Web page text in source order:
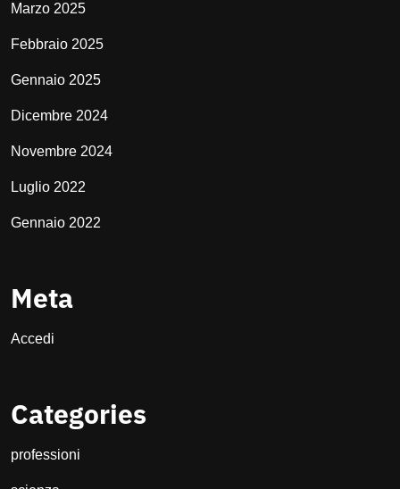
Marzo 2025
Febbraio 2025
Gennaio 2025
Dicembre 2024
Novembre 2024
Luglio 2022
Gennaio 2022
Meta
Accedi
Categories
professioni